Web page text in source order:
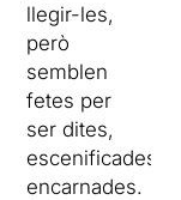
llegir-les,
però
semblen
fetes per
ser dites,
escenificades,
encarnades.